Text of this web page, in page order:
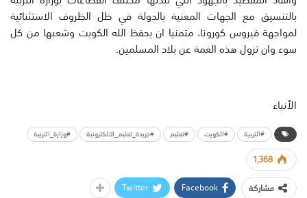
بالتنسيق مع الجهات المعنية بالدولة في ظل الظروف الاستثنائية
لمواجهة فيروس كورونا، متمنيا ان يحفظ الله الكويت وشعبها من كل
سوء وان تزول هذه الغمة عن بلاد المسلمين.
الأنباء
#التربية #الكويت #تعليم #جريدة_تعليم_الالكترونية #وزارة_التربية
1,368
مشاركة
Facebook
Twitter